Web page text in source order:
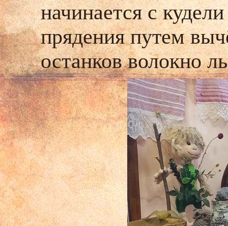
начинается с
прядения путем
останков волокно